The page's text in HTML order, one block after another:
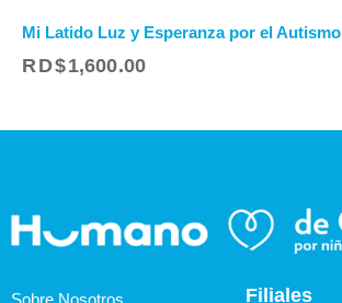
Mi Latido Luz y Esperanza por el Autismo
RD$1,600.00
Filiales